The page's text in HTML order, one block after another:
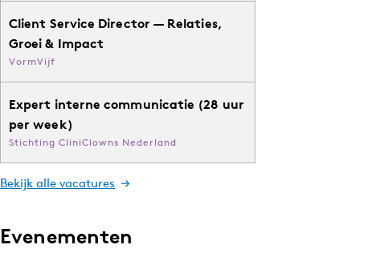
Client Service Director — Relaties,
Groei & Impact
VormVijf
Expert interne communicatie (28 uur
per week)
Stichting CliniClowns Nederland
Bekijk alle vacatures
Evenementen